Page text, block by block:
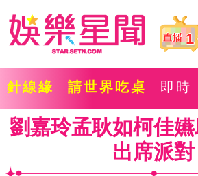
1
針線緣 請世界吃桌 即時
劉嘉玲孟耿如柯佳
出席派對